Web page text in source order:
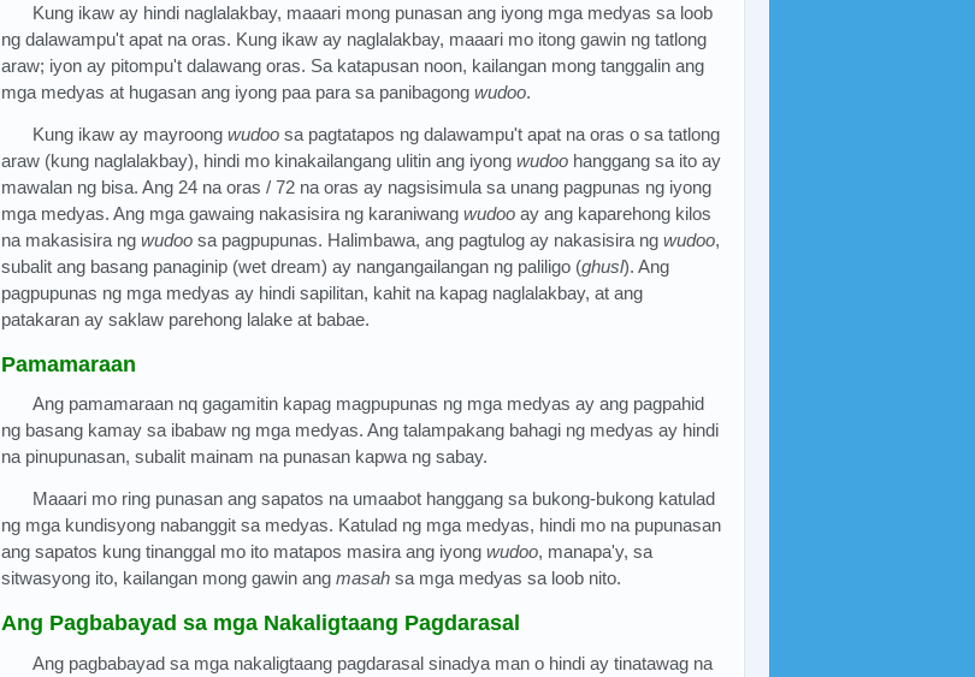
Kung ikaw ay hindi naglalakbay, maaari mong punasan ang iyong mga medyas sa loob
ng dalawampu't apat na oras. Kung ikaw ay naglalakbay, maaari mo itong gawin ng tatlong
araw; iyon ay pitompu't dalawang oras. Sa katapusan noon, kailangan mong tanggalin ang
mga medyas at hugasan ang iyong paa para sa panibagong wudoo.
Kung ikaw ay mayroongwudoo sa pagtatapos ng dalawampu't apat na oras o sa tatlong
araw (kung naglalakbay), hindi mo kinakailangang ulitin ang iyong wudoo hanggang sa ito ay
mawalan ng bisa. Ang 24 na oras / 72 na oras ay nagsisimula sa unang pagpunas ng iyong
mga medyas. Ang mga gawaing nakasisira ng karaniwang wudoo ay ang kaparehong kilos
na makasisira ng wudoo sa pagpupunas. Halimbawa, ang pagtulog ay nakasisira ng wudoo,
subalit ang basang panaginip (wet dream) ay nangangailangan ng paliligo (ghusl). Ang
pagpupunas ng mga medyas ay hindi sapilitan, kahit na kapag naglalakbay, at ang
patakaran ay saklaw parehong lalake at babae.
Pamamaraan
Ang pamamaraan nq gagamitin kapag magpupunas ng mga medyas ay ang pagpahid
ng basang kamay sa ibabaw ng mga medyas. Ang talampakang bahagi ng medyas ay hindi
na pinupunasan, subalit mainam na punasan kapwa ng sabay.
Maaari mo ring punasan ang sapatos na umaabot hanggang sa bukong-bukong katulad
ng mga kundisyong nabanggit sa medyas. Katulad ng mga medyas, hindi mo na pupunasan
ang sapatos kung tinanggal mo ito matapos masira ang iyong wudoo, manapa'y, sa
sitwasyong ito, kailangan mong gawin ang masah sa mga medyas sa loob nito.
Ang Pagbabayad sa mga Nakaligtaang Pagdarasal
Ang pagbabayad sa mga nakaligtaang pagdarasal sinadya man o hindi ay tinatawag na